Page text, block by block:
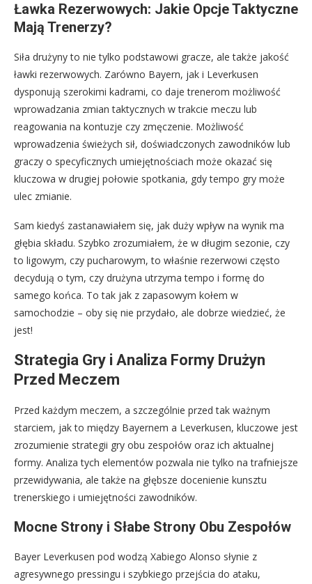
Ławka Rezerwowych: Jakie Opcje Taktyczne
Mają Trenerzy?
Siła drużyny to nie tylko podstawowi gracze, ale także jakość
ławki rezerwowych. Zarówno Bayern, jak i Leverkusen
dysponują szerokimi kadrami, co daje trenerom możliwość
wprowadzania zmian taktycznych w trakcie meczu lub
reagowania na kontuzje czy zmęczenie. Możliwość
wprowadzenia świeżych sił, doświadczonych zawodników lub
graczy o specyficznych umiejętnościach może okazać się
kluczowa w drugiej połowie spotkania, gdy tempo gry może
ulec zmianie.
Sam kiedyś zastanawiałem się, jak duży wpływ na wynik ma
głębia składu. Szybko zrozumiałem, że w długim sezonie, czy
to ligowym, czy pucharowym, to właśnie rezerwowi często
decydują o tym, czy drużyna utrzyma tempo i formę do
samego końca. To tak jak z zapasowym kołem w
samochodzie – oby się nie przydało, ale dobrze wiedzieć, że
jest!
Strategia Gry i Analiza Formy Drużyn
Przed Meczem
Przed każdym meczem, a szczególnie przed tak ważnym
starciem, jak to między Bayernem a Leverkusen, kluczowe jest
zrozumienie strategii gry obu zespołów oraz ich aktualnej
formy. Analiza tych elementów pozwala nie tylko na trafniejsze
przewidywania, ale także na głębsze docenienie kunsztu
trenerskiego i umiejętności zawodników.
Mocne Strony i Słabe Strony Obu Zespołów
Bayer Leverkusen pod wodzą Xabiego Alonso słynie z
agresywnego pressingu i szybkiego przejścia do ataku,